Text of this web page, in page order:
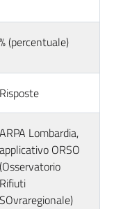
% (percentuale)
Risposte
ARPA Lombardia,
applicativo ORSO
(Osservatorio
Rifiuti
SOvraregionale)